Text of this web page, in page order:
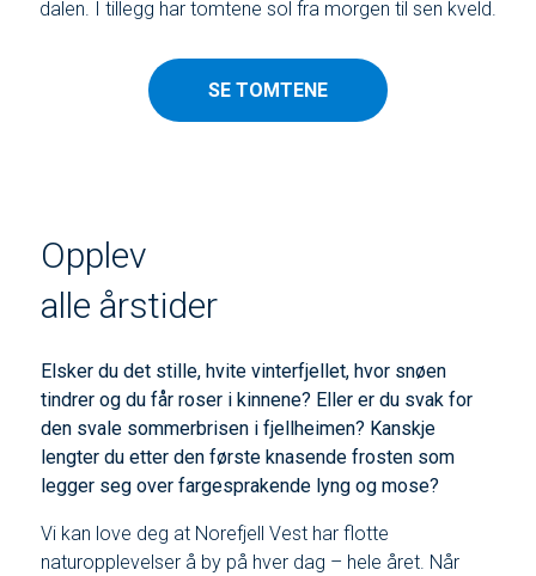
dalen. I tillegg har tomtene sol fra morgen til sen kveld.
SE TOMTENE
Opplev
alle årstider
Elsker du det stille, hvite vinterfjellet, hvor snøen
tindrer og du får roser i kinnene? Eller er du svak for
den svale sommerbrisen i fjellheimen? Kanskje
lengter du etter den første knasende frosten som
legger seg over fargesprakende lyng og mose?
Vi kan love deg at Norefjell Vest har flotte
naturopplevelser å by på hver dag – hele året. Når